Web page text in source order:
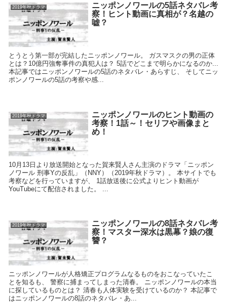
2019年秋ドラマ
ニッポンノワールの5話ネタバレ考
察！ヒント動画に真相が？名越の
嘘？
とうとう第一部が完結したニッポンノワール。 ガスマスクの男の正体
とは？10億円強奪事件の真犯人は？ 5話でどこまで明らかになるのか...
本記事ではニッポンノワールの5話のネタバレ・あらすじ、 そしてニッ
ポンノワールの5話の考察や感...
2019年秋ドラマ
ニッポンノワールのヒント動画の
考察！1話～！セリフや画像まと
め！
10月13日より放送開始となった賀来賢人さん主演のドラマ「ニッポン
ノワール 刑事Yの反乱」（NNY）（2019年秋ドラマ）。 本サイトでも
考察などを行っていますが、 1話放送後に公式よりヒント動画が
YouTubeにて配信されました。 ...
2019年秋ドラマ
ニッポンノワールの8話ネタバレ考
察！マスター深水は黒幕？娘の復
讐？
ニッポンノワールが人格矯正プログラムなるものをおこなっていたこ
とを知るも、 警察に捕まってしまった清春。 ニッポンノワールの本当
に探しているものとは？ 清春も人体実験を受けているのか？ 本記事で
はニッポンノワールの8話のネタバレ・あ...